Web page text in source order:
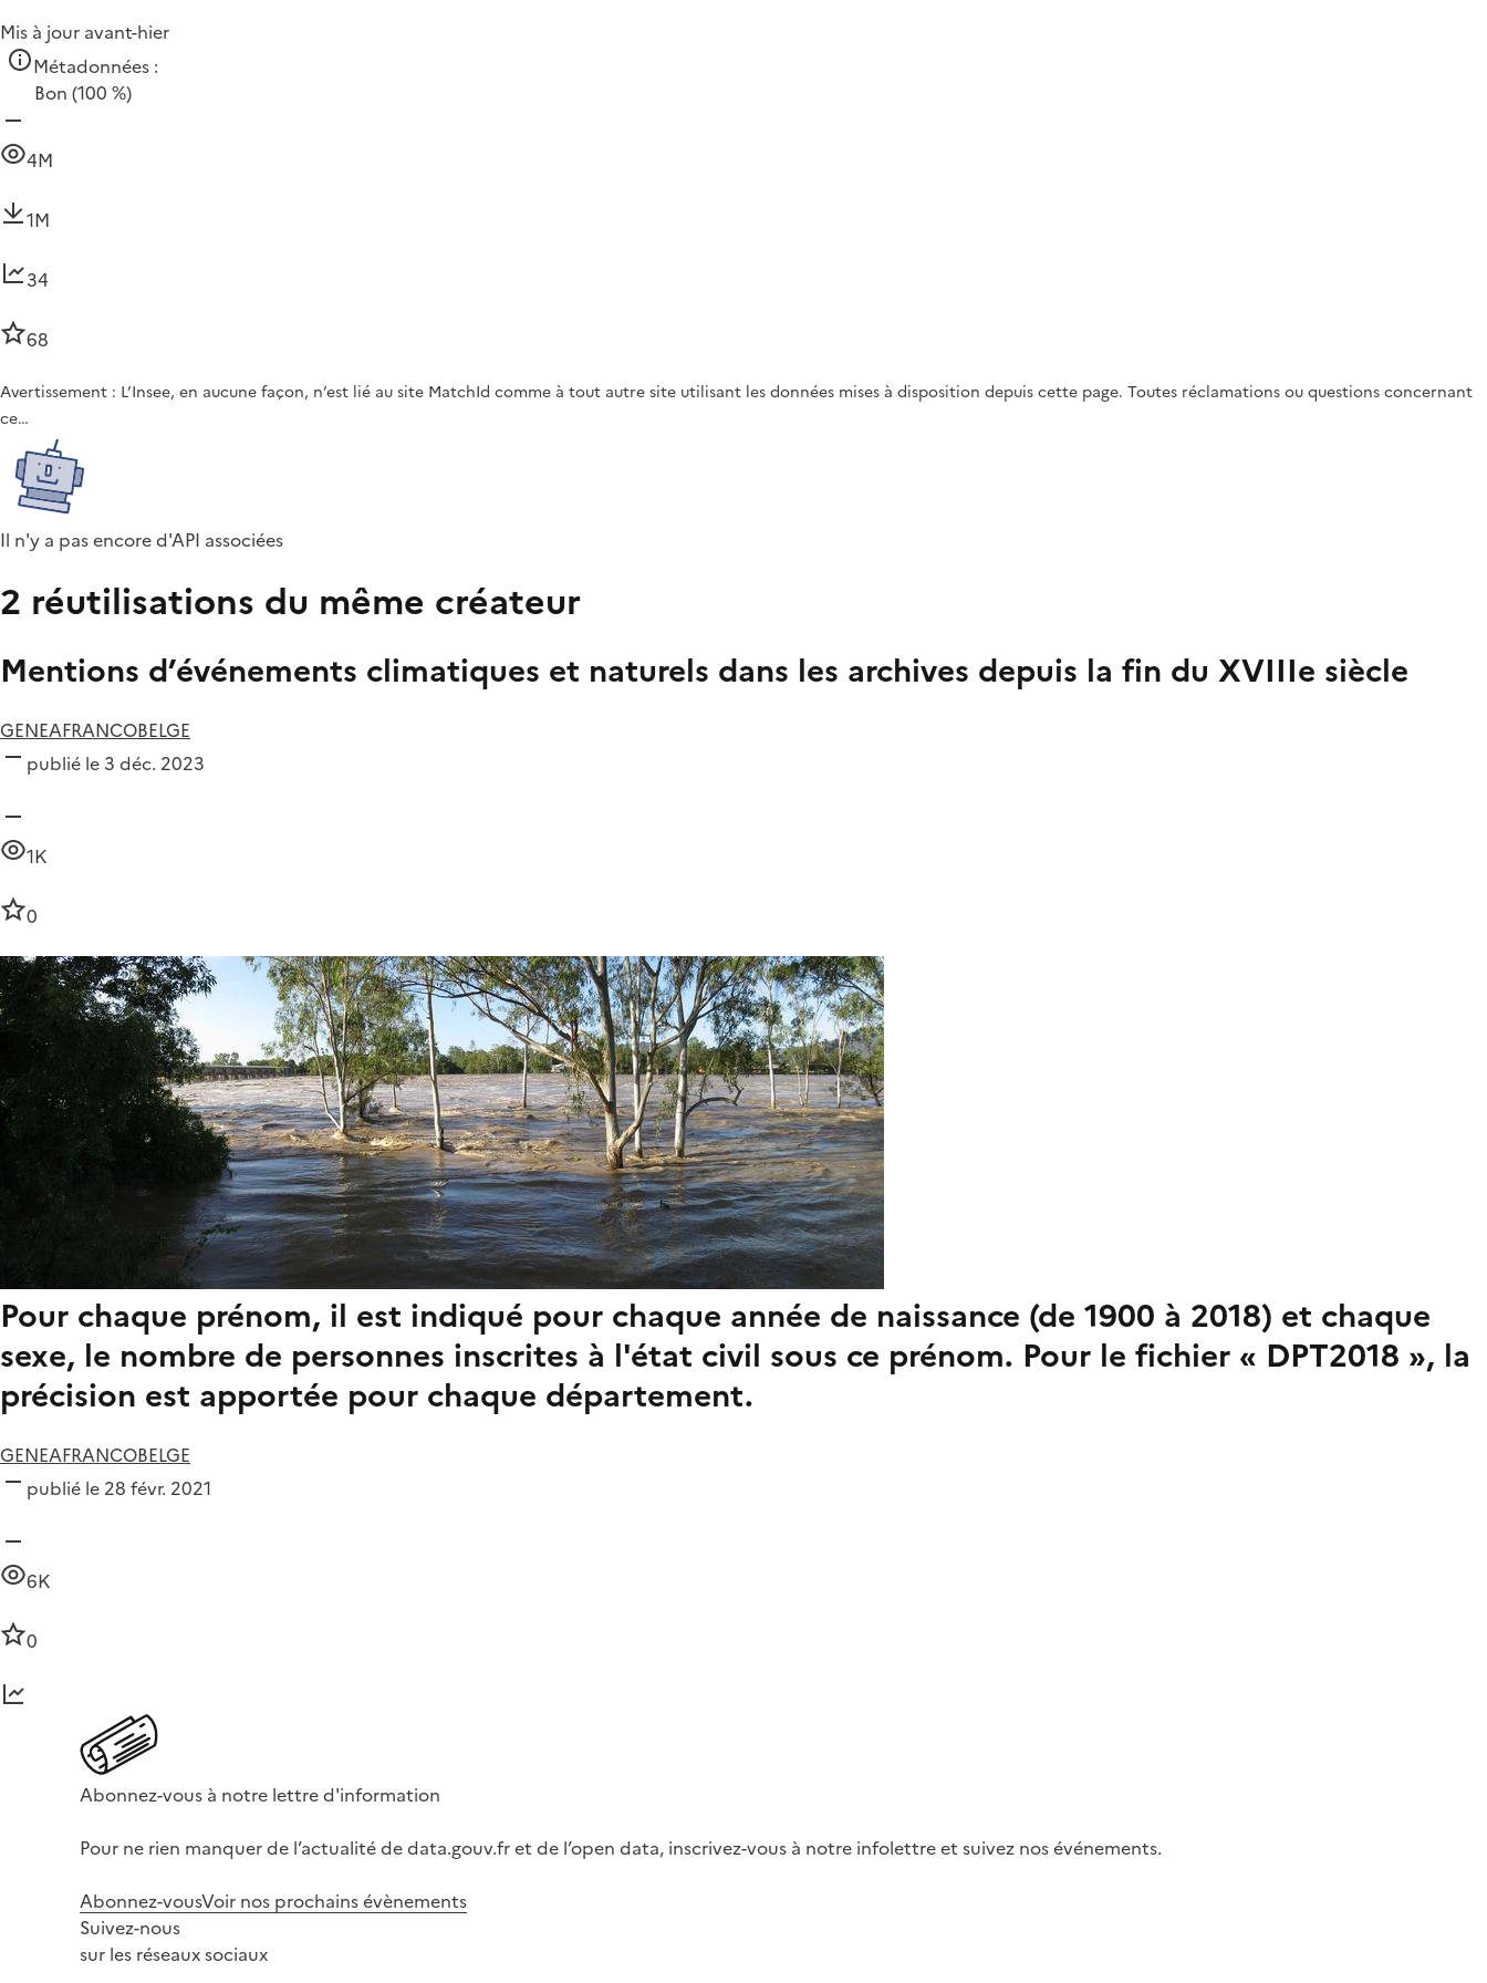
Mis à jour avant-hier
Métadonnées :
Bon (100 %)
4M
1M
34
68
Avertissement : L’Insee, en aucune façon, n’est lié au site MatchId comme à tout autre site utilisant les données mises à disposition depuis cette page. Toutes réclamations ou questions concernant
ce…
Il n'y a pas encore d'API associées
2 réutilisations du même créateur
Mentions d’événements climatiques et naturels dans les archives depuis la fin du XVIIIe siècle
GENEAFRANCOBELGE
publié le 3 déc. 2023
1K
0
Pour chaque prénom, il est indiqué pour chaque année de naissance (de 1900 à 2018) et chaque
sexe, le nombre de personnes inscrites à l'état civil sous ce prénom. Pour le fichier « DPT2018 », la
précision est apportée pour chaque département.
GENEAFRANCOBELGE
publié le 28 févr. 2021
6K
0
Abonnez-vous à notre lettre d'information
Pour ne rien manquer de l’actualité de data.gouv.fr et de l’open data, inscrivez-vous à notre infolettre et suivez nos événements.
Abonnez-vousVoir nos prochains évènements
Suivez-nous
sur les réseaux sociaux